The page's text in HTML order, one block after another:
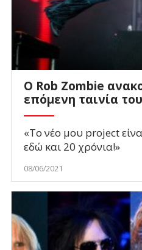
O Rob Zombie
επόμενη ταινία του
«Το νέο μου project
εδώ και 20 χρόνια!»
08/06/2021